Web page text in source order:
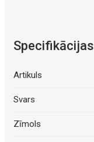
Specifikācijas
Artikuls
Svars
Zīmols